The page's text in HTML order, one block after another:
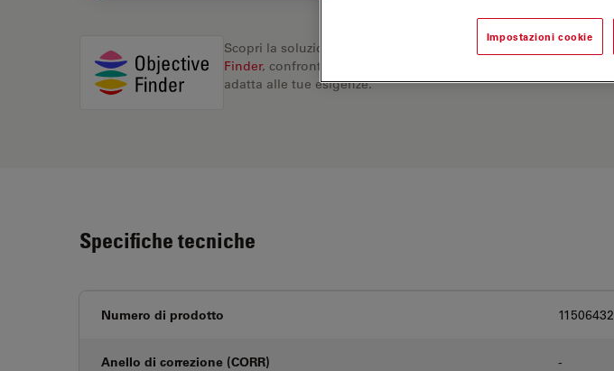
Scopri la soluzione perfetta. Esplora il nostro
Finder, confronta le alternative e trova l’opzione più
adatta alle tue esigenze.
Specifiche tecniche
Numero di prodotto 11506432
Anello di correzione (CORR) -
Impostazioni cookie